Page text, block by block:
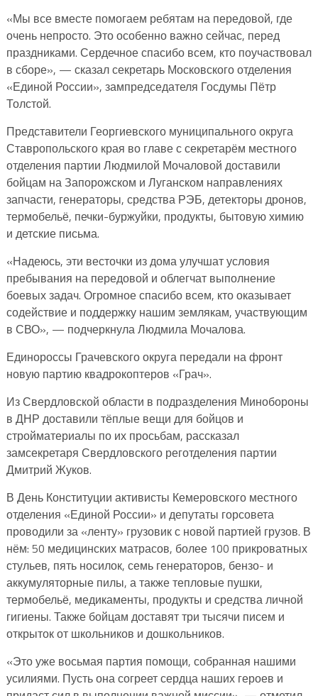
«Мы все вместе помогаем ребятам на передовой, где
очень непросто. Это особенно важно сейчас, перед
праздниками. Сердечное спасибо всем, кто поучаствовал
в сборе», — сказал секретарь Московского отделения
«Единой России», зампредседателя Госдумы Пётр
Толстой.
Представители Георгиевского муниципального округа
Ставропольского края во главе с секретарём местного
отделения партии Людмилой Мочаловой доставили
бойцам на Запорожском и Луганском направлениях
запчасти, генераторы, средства РЭБ, детекторы дронов,
термобельё, печки-буржуйки, продукты, бытовую химию
и детские письма.
«Надеюсь, эти весточки из дома улучшат условия
пребывания на передовой и облегчат выполнение
боевых задач. Огромное спасибо всем, кто оказывает
содействие и поддержку нашим землякам, участвующим
в СВО», — подчеркнула Людмила Мочалова.
Единороссы Грачевского округа передали на фронт
новую партию квадрокоптеров «Грач».
Из Свердловской области в подразделения Минобороны
в ДНР доставили тёплые вещи для бойцов и
стройматериалы по их просьбам, рассказал
замсекретаря Свердловского реготделения партии
Дмитрий Жуков.
В День Конституции активисты Кемеровского местного
отделения «Единой России» и депутаты горсовета
проводили за «ленту» грузовик с новой партией грузов. В
нём: 50 медицинских матрасов, более 100 прикроватных
стульев, пять носилок, семь генераторов, бензо- и
аккумуляторные пилы, а также тепловые пушки,
термобельё, медикаменты, продукты и средства личной
гигиены. Также бойцам доставят три тысячи писем и
открыток от школьников и дошкольников.
«Это уже восьмая партия помощи, собранная нашими
усилиями. Пусть она согреет сердца наших героев и